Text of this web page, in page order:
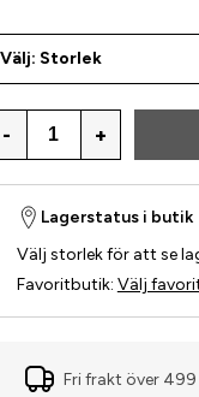
Välj: Storlek
- +
Lagerstatus i butik
Välj storlek för att se
Favoritbutik: Välj
Fri frakt över 499